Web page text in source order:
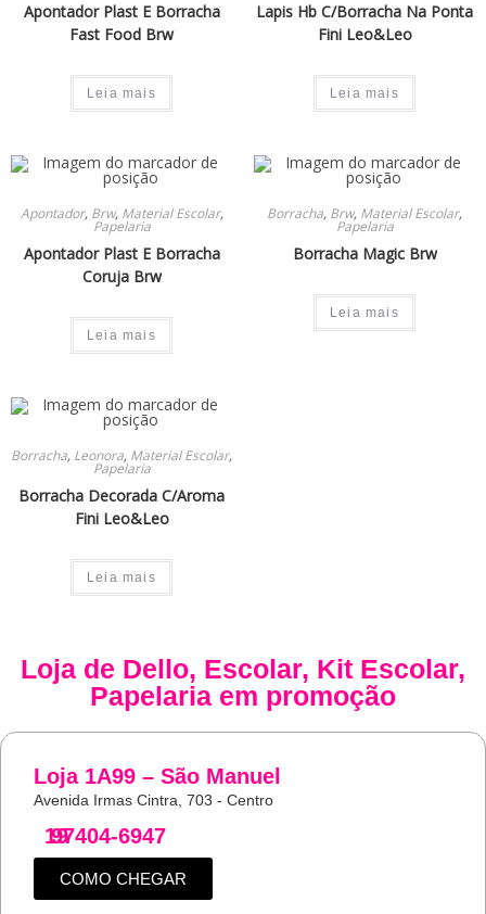
Apontador Plast E Borracha
Fast Food Brw
Leia mais
Lapis Hb C/Borracha Na Ponta
Fini Leo&Leo
Leia mais
Apontador, Brw, Material Escolar,
Papelaria
Apontador Plast E Borracha
Coruja Brw
Leia mais
Borracha, Brw, Material Escolar,
Papelaria
Borracha Magic Brw
Leia mais
Borracha, Leonora, Material Escolar,
Papelaria
Borracha Decorada C/Aroma
Fini Leo&Leo
Leia mais
Loja de Dello, Escolar, Kit Escolar,
Papelaria em promoção
Loja 1A99 – São Manuel
Avenida Irmas Cintra, 703 - Centro
19
97404-6947
COMO CHEGAR